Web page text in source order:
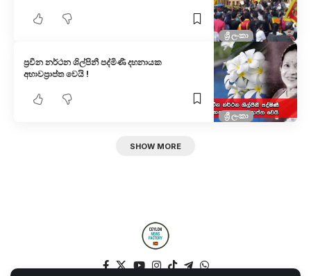
ශ්‍රී ලංකා
ශ්‍රී ලංකා
ප්‍රවීන නර්ථන ශිල්පිනී පද්මිණී දහනායක
අභාවප්‍රාප්ත වෙයි !
SHOW MORE